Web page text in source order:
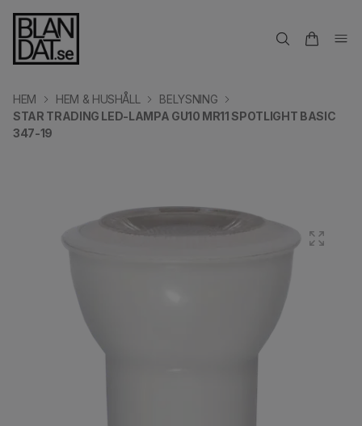
HEM HEM & HUSHÅLL
BELYSNING
STAR TRADING LED-LAMPA GU10 MR11 SPOTLIGHT BASIC
347-19